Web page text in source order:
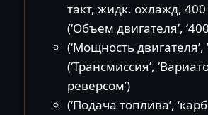
такт, жидк. охлажд, 400
(‘Объем двигателя’,
(‘Мощность двигателя’,
(‘Трансмиссия’,
реверсом’)
(‘Подача топлива’,